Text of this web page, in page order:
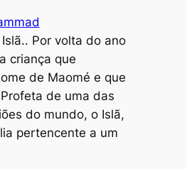
Por volta do ano
criança que
de Maomé e que
de uma das
do mundo, o Islã,
pertencente a um